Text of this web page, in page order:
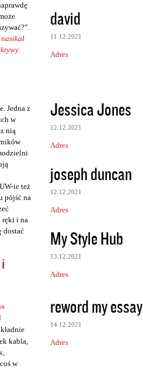
Jedna z
w
nią
ie też
pójść na
ręki i na
dostać
kabla,
w
K
o
m
e
a
r
z
david
11.12.2021
Adres
Jessica Jones
12.12.2021
Adres
joseph duncan
12.12.2021
Adres
My Style Hub
13.12.2021
Adres
reword my essay
14.12.2021
Adres